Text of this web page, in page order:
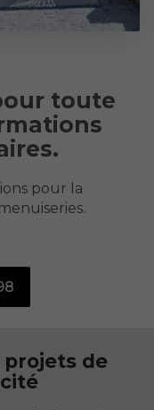
toute
pour la
projets de